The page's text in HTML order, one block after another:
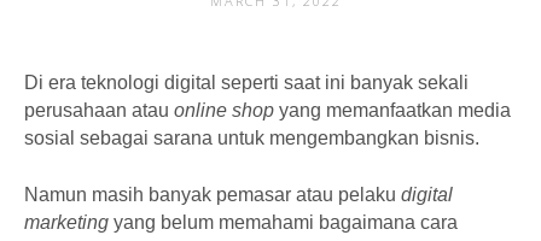
Di era teknologi digital seperti saat ini banyak sekali
perusahaan atau online shop yang memanfaatkan media
sosial sebagai sarana untuk mengembangkan bisnis.
Namun masih banyak pemasar atau pelaku digital
marketing yang belum memahami bagaimana cara